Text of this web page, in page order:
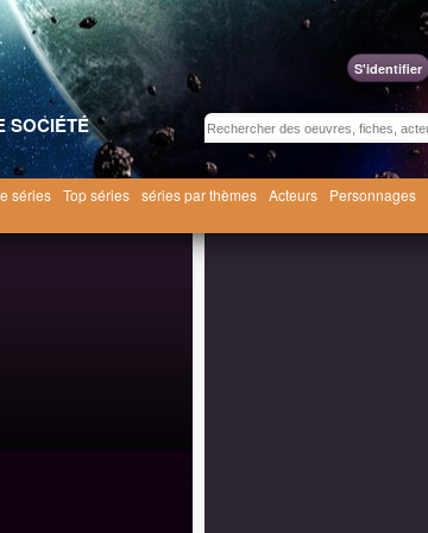
S'identifier
SOCIÉTÉ
séries Top séries séries par thèmes Acteurs Personnages